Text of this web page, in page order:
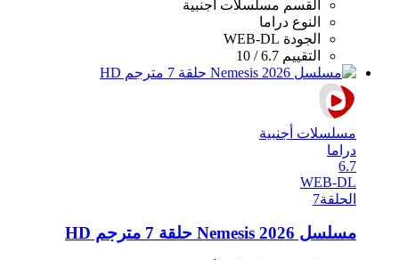
القسم مسلسلات أجنبية
النوع دراما
الجودة WEB-DL
التقييم 6.7 / 10
مسلسلات أجنبية
دراما
6.7
WEB-DL
الحلقة7
مسلسل Nemesis 2026 حلقة 7 مترجم HD